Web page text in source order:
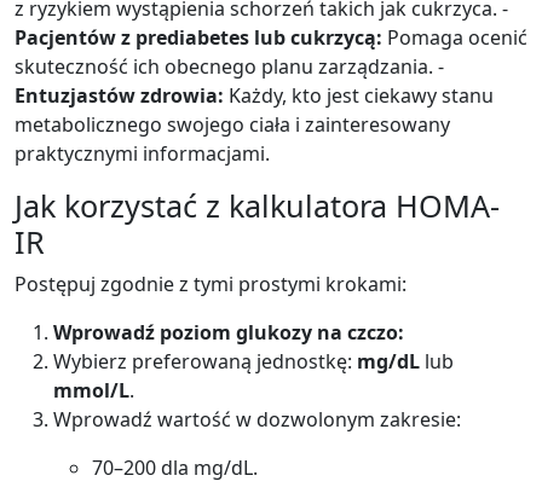
z ryzykiem wystąpienia schorzeń takich jak cukrzyca. -
Pacjentów z prediabetes lub cukrzycą: Pomaga ocenić
skuteczność ich obecnego planu zarządzania. -
Entuzjastów zdrowia: Każdy, kto jest ciekawy stanu
metabolicznego swojego ciała i zainteresowany
praktycznymi informacjami.
Jak korzystać z kalkulatora HOMA-
IR
Postępuj zgodnie z tymi prostymi krokami:
Wprowadź poziom glukozy na czczo:
Wybierz preferowaną jednostkę: mg/dL lub
mmol/L.
Wprowadź wartość w dozwolonym zakresie:
70–200 dla mg/dL.